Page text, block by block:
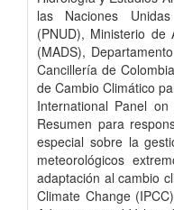
las Naciones
(PNUD), Ministerio de
(MADS),
Cancillería de
de Cambio Climático
International Panel
Resumen para
especial sobre la
meteorológicos
adaptación al cambio
Climate Change